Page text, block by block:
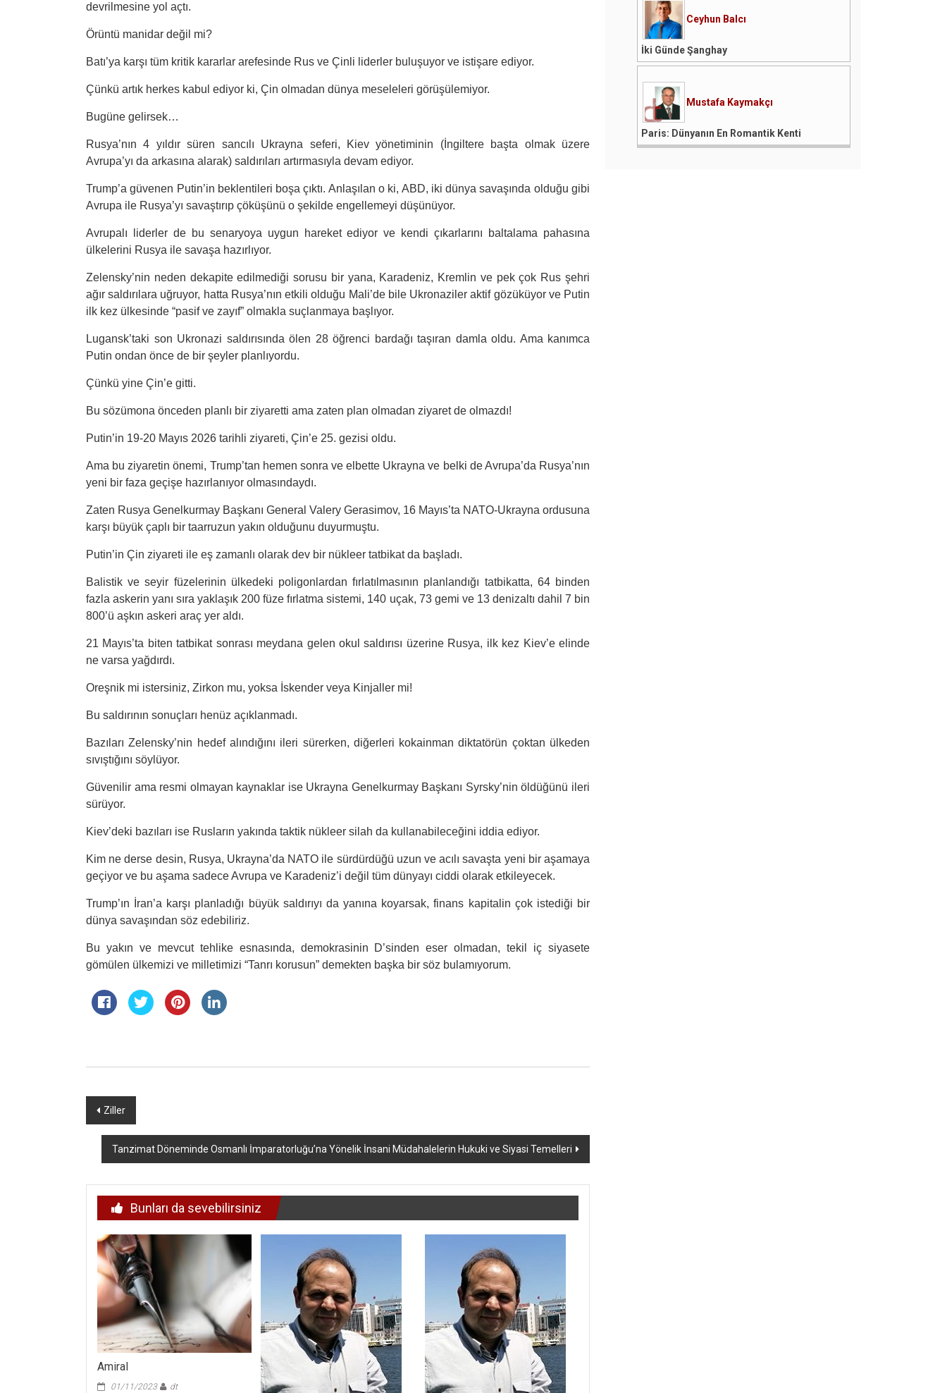
devrilmesine yol açtı.
Örüntü manidar değil mi?
Batı’ya karşı tüm kritik kararlar arefesinde Rus ve Çinli liderler buluşuyor ve istişare ediyor.
Çünkü artık herkes kabul ediyor ki, Çin olmadan dünya meseleleri görüşülemiyor.
Bugüne gelirsek…
Rusya’nın 4 yıldır süren sancılı Ukrayna seferi, Kiev yönetiminin (İngiltere başta olmak üzere
Avrupa’yı da arkasına alarak) saldırıları artırmasıyla devam ediyor.
Trump’a güvenen Putin’in beklentileri boşa çıktı. Anlaşılan o ki, ABD, iki dünya savaşında olduğu gibi
Avrupa ile Rusya’yı savaştırıp çöküşünü o şekilde engellemeyi düşünüyor.
Avrupalı liderler de bu senaryoya uygun hareket ediyor ve kendi çıkarlarını baltalama pahasına
ülkelerini Rusya ile savaşa hazırlıyor.
Zelensky’nin neden dekapite edilmediği sorusu bir yana, Karadeniz, Kremlin ve pek çok Rus şehri
ağır saldırılara uğruyor, hatta Rusya’nın etkili olduğu Mali’de bile Ukronaziler aktif gözüküyor ve Putin
ilk kez ülkesinde “pasif ve zayıf” olmakla suçlanmaya başlıyor.
Lugansk’taki son Ukronazi saldırısında ölen 28 öğrenci bardağı taşıran damla oldu. Ama kanımca
Putin ondan önce de bir şeyler planlıyordu.
Çünkü yine Çin’e gitti.
Bu sözümona önceden planlı bir ziyaretti ama zaten plan olmadan ziyaret de olmazdı!
Putin’in 19-20 Mayıs 2026 tarihli ziyareti, Çin’e 25. gezisi oldu.
Ama bu ziyaretin önemi, Trump’tan hemen sonra ve elbette Ukrayna ve belki de Avrupa’da Rusya’nın
yeni bir faza geçişe hazırlanıyor olmasındaydı.
Zaten Rusya Genelkurmay Başkanı General Valery Gerasimov, 16 Mayıs’ta NATO-Ukrayna ordusuna
karşı büyük çaplı bir taarruzun yakın olduğunu duyurmuştu.
Putin’in Çin ziyareti ile eş zamanlı olarak dev bir nükleer tatbikat da başladı.
Balistik ve seyir füzelerinin ülkedeki poligonlardan fırlatılmasının planlandığı tatbikatta, 64 binden
fazla askerin yanı sıra yaklaşık 200 füze fırlatma sistemi, 140 uçak, 73 gemi ve 13 denizaltı dahil 7 bin
800’ü aşkın askeri araç yer aldı.
21 Mayıs’ta biten tatbikat sonrası meydana gelen okul saldırısı üzerine Rusya, ilk kez Kiev’e elinde
ne varsa yağdırdı.
Oreşnik mi istersiniz, Zirkon mu, yoksa İskender veya Kinjaller mi!
Bu saldırının sonuçları henüz açıklanmadı.
Bazıları Zelensky’nin hedef alındığını ileri sürerken, diğerleri kokainman diktatörün çoktan ülkeden
sıvıştığını söylüyor.
Güvenilir ama resmi olmayan kaynaklar ise Ukrayna Genelkurmay Başkanı Syrsky’nin öldüğünü ileri
sürüyor.
Kiev’deki bazıları ise Rusların yakında taktik nükleer silah da kullanabileceğini iddia ediyor.
Kim ne derse desin, Rusya, Ukrayna’da NATO ile sürdürdüğü uzun ve acılı savaşta yeni bir aşamaya
geçiyor ve bu aşama sadece Avrupa ve Karadeniz’i değil tüm dünyayı ciddi olarak etkileyecek.
Trump’ın İran’a karşı planladığı büyük saldırıyı da yanına koyarsak, finans kapitalin çok istediği bir
dünya savaşından söz edebiliriz.
Bu yakın ve mevcut tehlike esnasında, demokrasinin D’sinden eser olmadan, tekil iç siyasete
gömülen ülkemizi ve milletimizi “Tanrı korusun” demekten başka bir söz bulamıyorum.
Yazı
dolaşımı
Ziller
Tanzimat Döneminde Osmanlı İmparatorluğu’na Yönelik İnsani Müdahalelerin Hukuki ve Siyasi Temelleri
Bunları da sevebilirsiniz
Amiral
01/11/2023 dt
Ceyhun Balcı
İki Günde Şanghay
Mustafa Kaymakçı
Paris: Dünyanın En Romantik Kenti